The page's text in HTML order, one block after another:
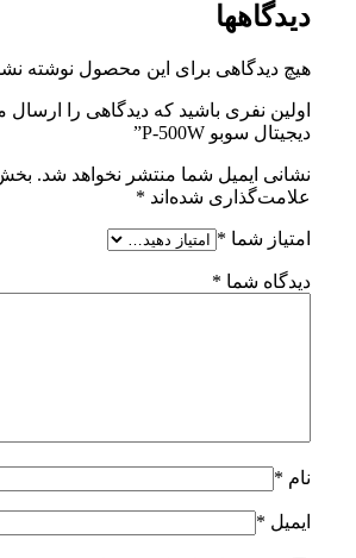
دیدگاهها
هیچ دیدگاهی برای این محصول نوشته
اولین نفری باشید که دیدگاهی را ارسال
دیجیتال سوبو P-500W”
نشانی ایمیل شما منتشر نخواهد شد.
علامت‌گذاری شده‌اند *
امتیاز شما *
دیدگاه شما *
نام *
ایمیل *